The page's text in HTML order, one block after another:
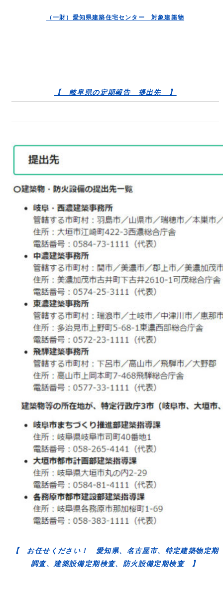
（一財）愛知県建築住宅センター 対象建築物
【 岐阜県の定期報告 提出先 】
【 お任せください！ 愛知県、名古屋市、特定建築物定期
調査、建築設備定期検査、防火設備定期検査 】